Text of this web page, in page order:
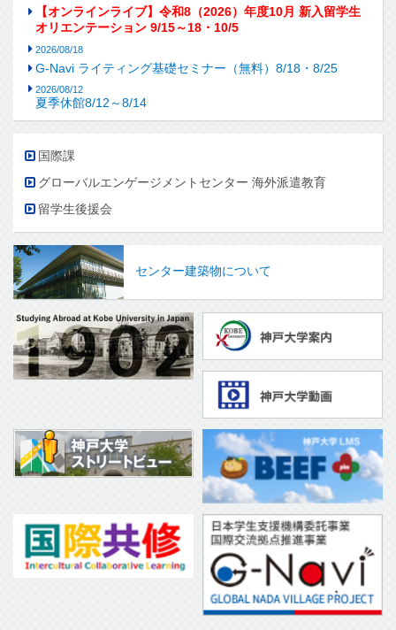
【オンラインライブ】令和8（2026）年度10月 新入留学生
オリエンテーション 9/15～18・10/5
2026/08/18
G-Navi ライティング基礎セミナー（無料）8/18・8/25
2026/08/12
夏季休館8/12～8/14
国際課
グローバルエンゲージメントセンター 海外派遣教育
留学生後援会
センター建築物について